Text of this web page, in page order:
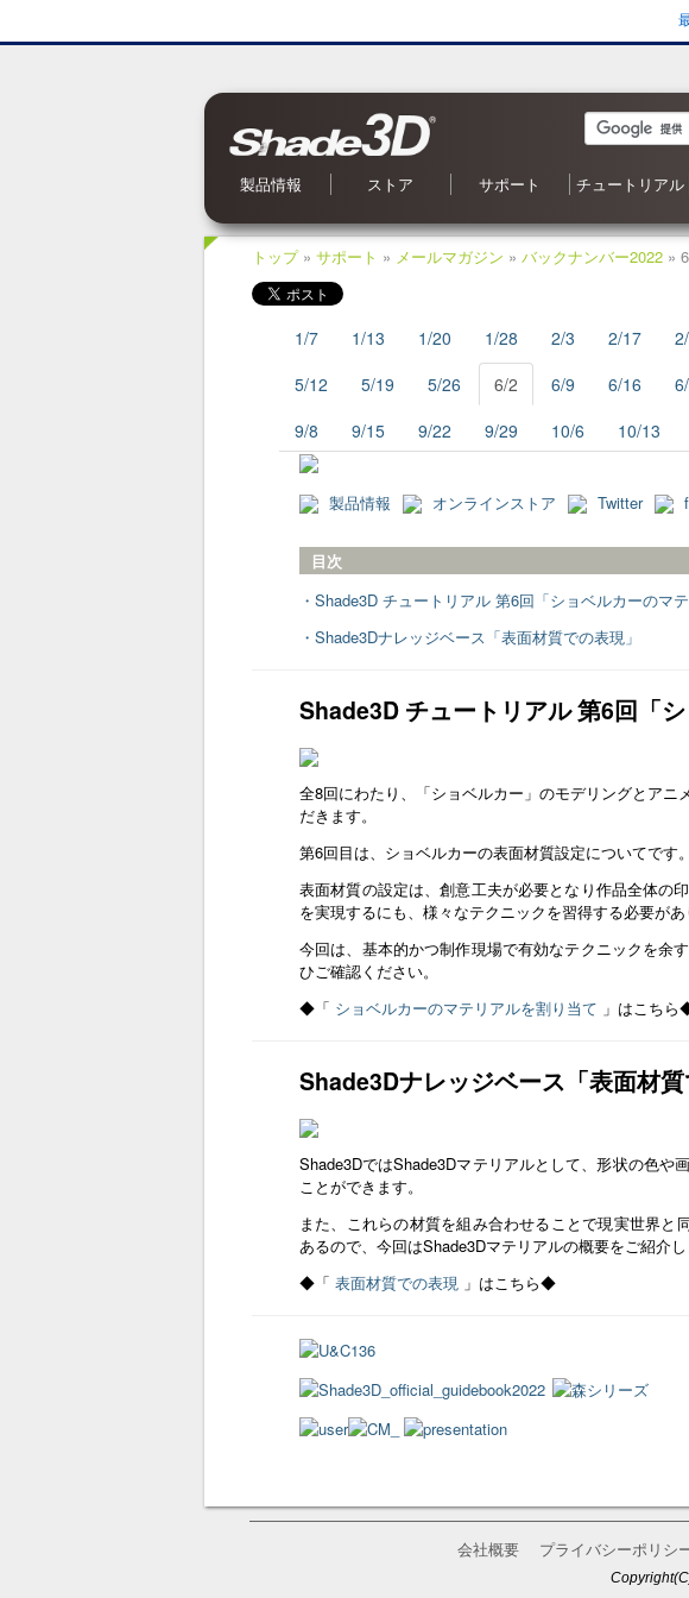
製品情報
Shade3D Ver.27
CG入力支援サービス
BIM/CIM 設計照査ツール
ブロックUIプログラミングツール
3Dパラメトリックツール
Civil・Ultimate とは
Shade3D SDK
Shade3D AI 生成ツール
Shade3D Shapeasy
マジカルスケッチ 3D
Shade3D 公式ガイドブック
Shade3D 検定ガイドブック
Shade3D Panorama View
Shade3D 実用3Dデータ集 森シリーズ
ストア
オンラインストア
ご利用案内
マーケットプレイス
特集記事
Shade3D 実用3Dデータ集 森シリーズ
サポート
お問い合わせ
OS 別対応状況
よくあるご質問（FAQ）
オンラインヘルプ
アップデータ
メールマガジン
Shade3D ナレッジベースへよう
チュートリアル
目次
Shade3D 操作
Shade3D の使
カスタマイズ
シャーロット
ビデオチュー
ポリゴンメッ
アニメーショ
チャレンジ！
Adobe製品と
書籍リスト
トップ» サポート » メールマガジン » バックナンバー2022 »
1/7 1/13 1/20 1/28 2/3 2/17
5/12
5/19 5/26 6/2 6/9 6/16
9/8
9/15 9/22 9/29 10/6 10/13
製品情報 オンラインストア Twitter
目次
・Shade3D チュートリアル 第6回「ショベルカーのマ
・Shade3Dナレッジベース「表面材質での表現」
Shade3D チュートリアル 第6回「
全8回にわたり、「ショベルカー」のモデリングとア
だきます。
第6回目は、ショベルカーの表面材質設定についてです。
表面材質の設定は、創意工夫が必要となり作品全体の
を実現するにも、様々なテクニックを習得する必要があ
今回は、基本的かつ制作現場で有効なテクニックを余
ひご確認ください。
◆「 ショベルカーのマテリアルを割り当て 」はこち
Shade3Dナレッジベース「表面材質
Shade3DではShade3Dマテリアルとして、形状の色や
ことができます。
また、これらの材質を組み合わせることで現実世界と
あるので、今回はShade3Dマテリアルの概要をご紹介し
◆「 表面材質での表現 」はこちら◆
会社概要 プライバシーポリシ